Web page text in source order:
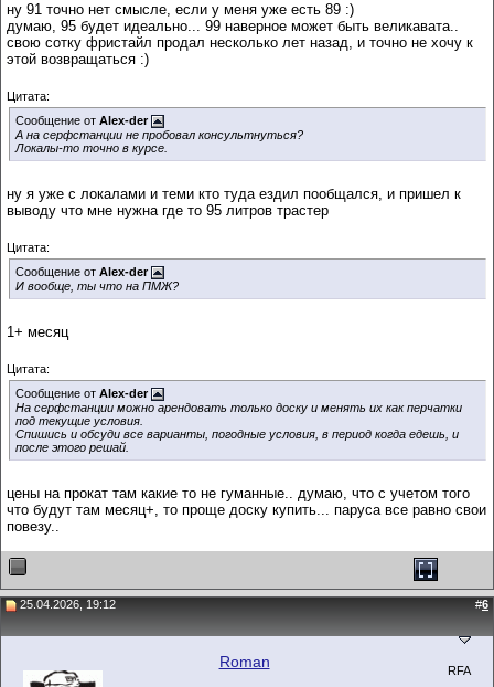
ну 91 точно нет смысле, если у меня уже есть 89 :)
думаю, 95 будет идеально... 99 наверное может быть великавата..
свою сотку фристайл продал несколько лет назад, и точно не хочу к
этой возвращаться :)
Цитата:
Сообщение от Alex-der
А на серфстанции не пробовал консультнуться?
Локалы-то точно в курсе.
ну я уже с локалами и теми кто туда ездил пообщался, и пришел к
выводу что мне нужна где то 95 литров трастер
Цитата:
Сообщение от Alex-der
И вообще, ты что на ПМЖ?
1+ месяц
Цитата:
Сообщение от Alex-der
На серфстанции можно арендовать только доску и менять их как перчатки
под текущие условия.
Спишись и обсуди все варианты, погодные условия, в период когда едешь, и
после этого решай.
цены на прокат там какие то не гуманные.. думаю, что с учетом того
что будут там месяц+, то проще доску купить... паруса все равно свои
повезу..
25.04.2026, 19:12 #6
Roman RFA